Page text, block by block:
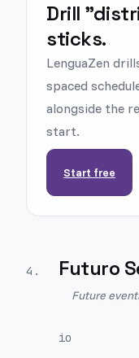
Drill
sticks.
LenguaZen
spaced
alongside the
start.
Start free
4 . Futuro
Future
io